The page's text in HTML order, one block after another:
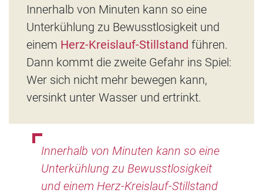
Innerhalb von Minuten kann so eine
Unterkühlung zu Bewusstlosigkeit und
einem Herz-Kreislauf-Stillstand führen.
Dann kommt die zweite Gefahr ins Spiel:
Wer sich nicht mehr bewegen kann,
versinkt unter Wasser und ertrinkt.
Innerhalb von Minuten kann so eine
Unterkühlung zu Bewusstlosigkeit
und einem Herz-Kreislauf-Stillstand